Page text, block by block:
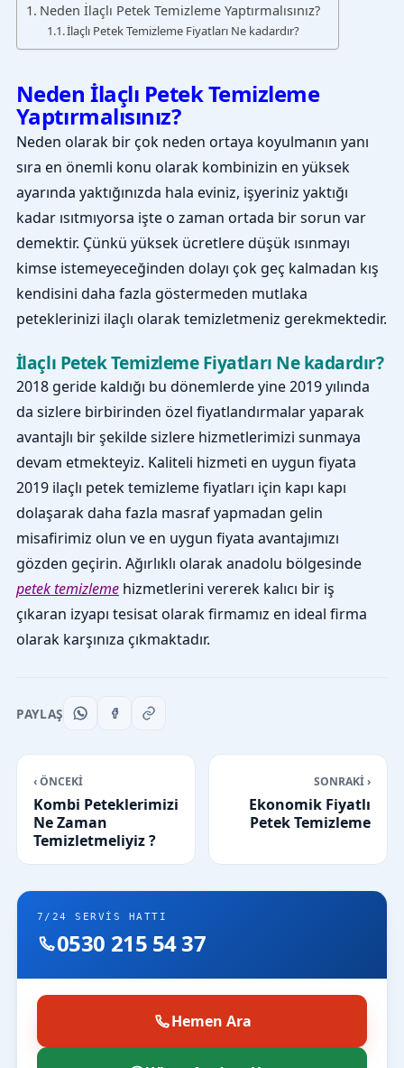
Neden İlaçlı Petek Temizleme Yaptırmalısınız?
İlaçlı Petek Temizleme Fiyatları Ne kadardır?
Neden İlaçlı Petek Temizleme
Yaptırmalısınız?
Neden olarak bir çok neden ortaya koyulmanın yanı
sıra en önemli konu olarak kombinizin en yüksek
ayarında yaktığınızda hala eviniz, işyeriniz yaktığı
kadar ısıtmıyorsa işte o zaman ortada bir sorun var
demektir. Çünkü yüksek ücretlere düşük ısınmayı
kimse istemeyeceğinden dolayı çok geç kalmadan kış
kendisini daha fazla göstermeden mutlaka
peteklerinizi ilaçlı olarak temizletmeniz gerekmektedir.
İlaçlı Petek Temizleme Fiyatları Ne kadardır?
2018 geride kaldığı bu dönemlerde yine 2019 yılında
da sizlere birbirinden özel fiyatlandırmalar yaparak
avantajlı bir şekilde sizlere hizmetlerimizi sunmaya
devam etmekteyiz. Kaliteli hizmeti en uygun fiyata
2019 ilaçlı petek temizleme fiyatları için kapı kapı
dolaşarak daha fazla masraf yapmadan gelin
misafirimiz olun ve en uygun fiyata avantajımızı
gözden geçirin. Ağırlıklı olarak anadolu bölgesinde
petek temizlemehizmetlerini vererek kalıcı bir iş
çıkaran izyapı tesisat olarak firmamız en ideal firma
olarak karşınıza çıkmaktadır.
PAYLAŞ
‹ ÖNCEKİ
Kombi Peteklerimizi
Ne Zaman
Temizletmeliyiz ?
SONRAKİ ›
Ekonomik Fiyatlı
Petek Temizleme
7/24 SERVIS HATTI
0530 215 54 37
Hemen Ara